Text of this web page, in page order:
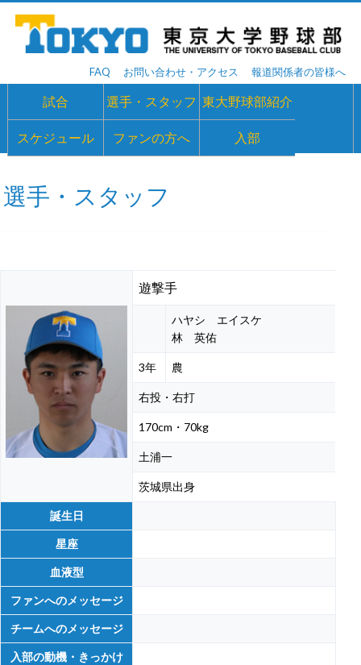
FAQ お問い合わせ・アクセス 報道関係者の皆様へ
試合 選手・スタッフ 東大野球部紹介
スケジュール ファンの方へ 入部
選手・スタッフ
遊撃手
ハヤシ エイスケ
林 英佑
3年 農
右投・右打
170cm・70kg
土浦一
茨城県出身
誕生日
星座
血液型
ファンへのメッセージ
チームへのメッセージ
入部の動機・きっかけ